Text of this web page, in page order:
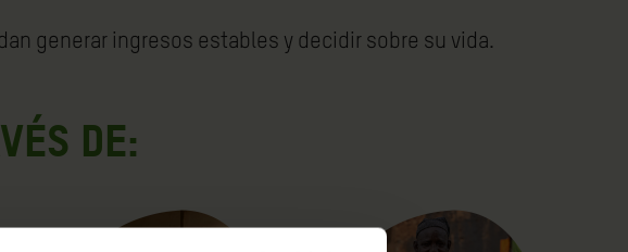
generar ingresos estables y decidir sobre su vida.
de: